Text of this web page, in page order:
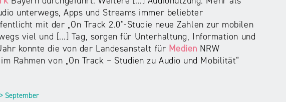
unterwegs, Apps und Streams immer beliebter
mit der „On Track 2.0“-Studie neue Zahlen zur mobilen
viel und [...] Tag, sorgen für Unterhaltung, Information und
konnte die von der Landesanstalt für Medien NRW
Rahmen von „On Track – Studien zu Audio und Mobilität“
September